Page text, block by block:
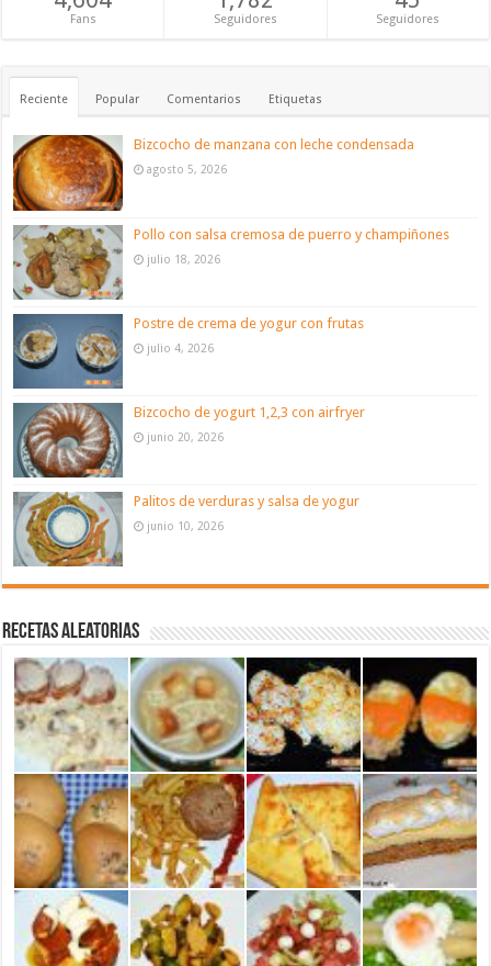
Fans Seguidores Seguidores
Reciente Popular Comentarios Etiquetas
Bizcocho de manzana con leche condensada
agosto 5, 2026
Pollo con salsa cremosa de puerro y champiñones
julio 18, 2026
Postre de crema de yogur con frutas
julio 4, 2026
Bizcocho de yogurt 1,2,3 con airfryer
junio 20, 2026
Palitos de verduras y salsa de yogur
junio 10, 2026
Recetas aleatorias